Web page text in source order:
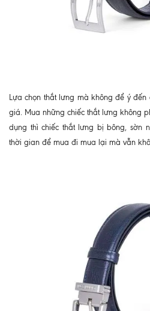
Lựa chọn thắt lưng mà không để ý
giá. Mua những chiếc thắt lưng không
dụng thì chiếc thắt lưng bị bông, sờn
thời gian để mua đi mua lại mà vẫn